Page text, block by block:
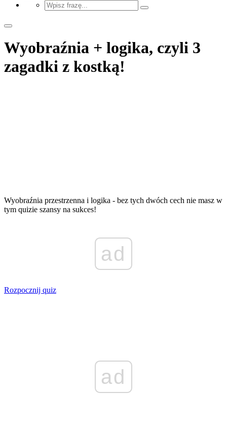
Wyobraźnia + logika, czyli 3
zagadki z kostką!
Wyobraźnia przestrzenna i logika - bez tych dwóch cech nie masz w
tym quizie szansy na sukces!
ad
Rozpocznij quiz
ad